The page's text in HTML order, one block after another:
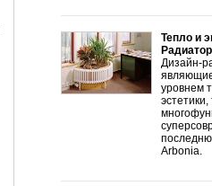
Тепло и
Дизайн-
уровнем
Arbonia.